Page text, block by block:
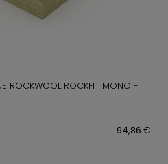
ROCKWOOL ROCKFIT MONO -
94,86 €